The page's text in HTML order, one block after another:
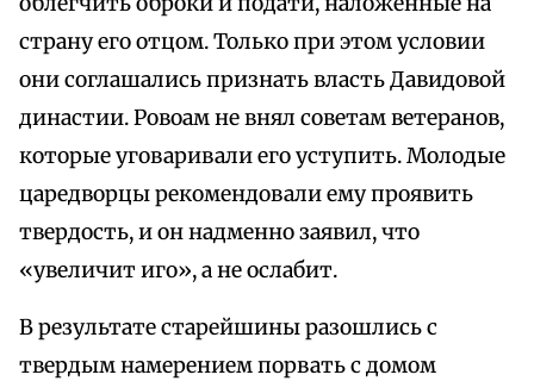
страну его отцом. Только при этом условии
они соглашались признать власть Давидовой
династии. Ровоам не внял советам ветеранов,
которые уговаривали его уступить. Молодые
царедворцы рекомендовали ему проявить
твердость, и он надменно заявил, что
«увеличит иго», а не ослабит.
В результате старейшины разошлись с
твердым намерением порвать с домом